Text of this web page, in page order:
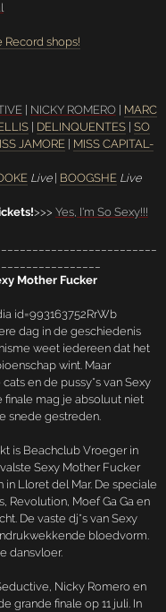
Record shops!
| NICKY ROMERO| MARC
| DELINQUENTES| SO
JAMORE| MISS CAPITAL-
Live| BOOGSHE Live
>>> Yes, I'm So Sexy!!!
Mother Fucker
id=993163752RrWb
dag in de geschiedenis
weet iedereen dat het
wint. Maar
en de pussy*s van Sexy
finale mag je absoluut niet
snede gestreden.
is Beachclub Vroeger in
Sexy Mother Fucker
in Lloret del Mar. De speciale
Revolution, Moef Ga Ga en
De vaste dj*s van Sexy
bloedvorm.
dansvloer.
Nicky Romero en
grande finale op 11 juli. In